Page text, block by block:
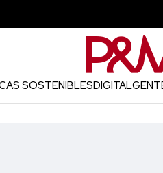
SOSTENIBLESDIGITAL